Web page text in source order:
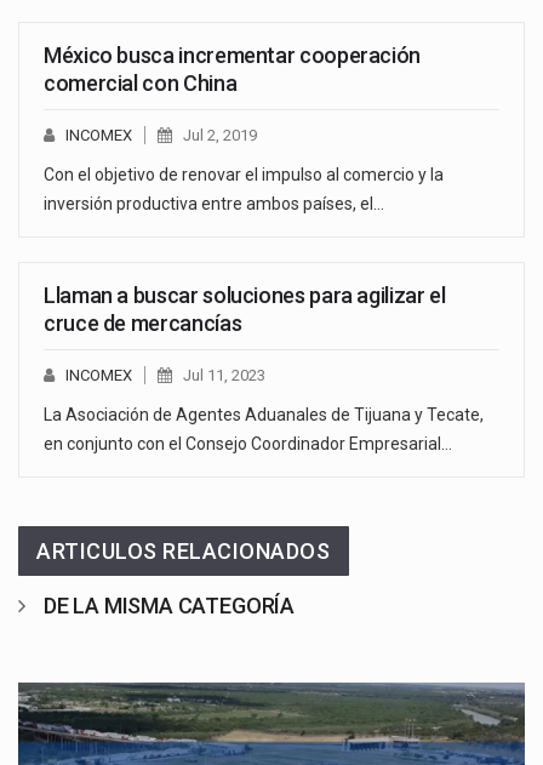
México busca incrementar cooperación
comercial con China
INCOMEX Jul 2, 2019
Con el objetivo de renovar el impulso al comercio y la
inversión productiva entre ambos países, el…
Llaman a buscar soluciones para agilizar el
cruce de mercancías
INCOMEX Jul 11, 2023
La Asociación de Agentes Aduanales de Tijuana y Tecate,
en conjunto con el Consejo Coordinador Empresarial…
ARTICULOS RELACIONADOS
DE LA MISMA CATEGORÍA